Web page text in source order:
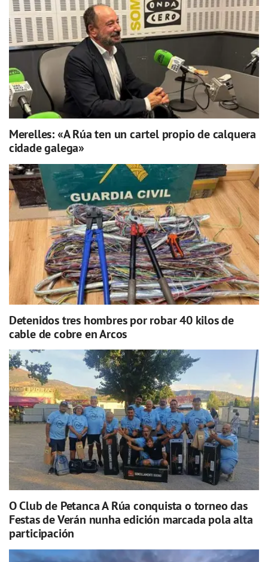
Merelles: «A Rúa ten un cartel propio de calquera
cidade galega»
Detenidos tres hombres por robar 40 kilos de
cable de cobre en Arcos
O Club de Petanca A Rúa conquista o torneo das
Festas de Verán nunha edición marcada pola alta
participación